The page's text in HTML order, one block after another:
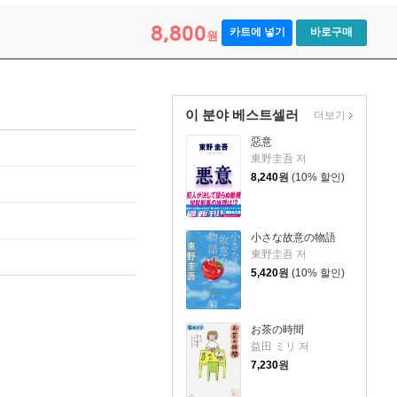
8,800원 카트에 넣기 바로구매
이 분야 베스트셀러
惡意
東野圭吾 저
8,240원 (10% 할인)
小さな故意の物語
東野圭吾 저
5,420원 (10% 할인)
お茶の時間
益田 ミリ 저
7,230원
더보기